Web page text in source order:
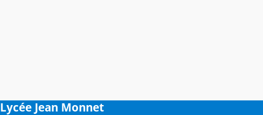
Lycée Jean Monnet